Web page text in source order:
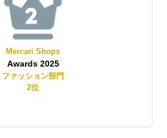
Mercari Shops
Awards 2025
ファッション部門
2位